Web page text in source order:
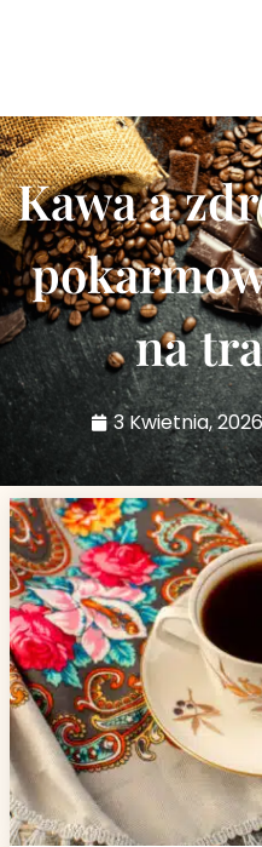
Kawa a
na
3 Kwietnia, 2026